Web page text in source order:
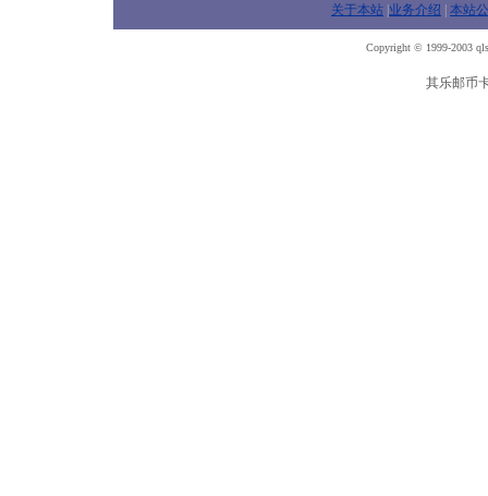
关于本站 业务介绍 本站
Copyright © 1999-2003
其乐邮币